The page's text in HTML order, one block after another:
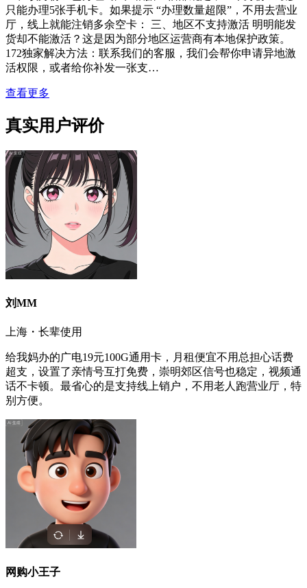
只能办理5张手机卡。如果提示 “办理数量超限”，不用去营业
厅，线上就能注销多余空卡： 三、地区不支持激活 明明能发
货却不能激活？这是因为部分地区运营商有本地保护政策。
172独家解决方法：联系我们的客服，我们会帮你申请异地激
活权限，或者给你补发一张支…
查看更多
真实用户评价
刘MM
上海・长辈使用
给我妈办的广电19元100G通用卡，月租便宜不用总担心话费
超支，设置了亲情号互打免费，崇明郊区信号也稳定，视频通
话不卡顿。最省心的是支持线上销户，不用老人跑营业厅，特
别方便。
网购小王子